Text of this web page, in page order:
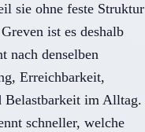
sie ohne feste Struktur
ist es deshalb
nach denselben
Erreichbarkeit,
im Alltag.
schneller, welche